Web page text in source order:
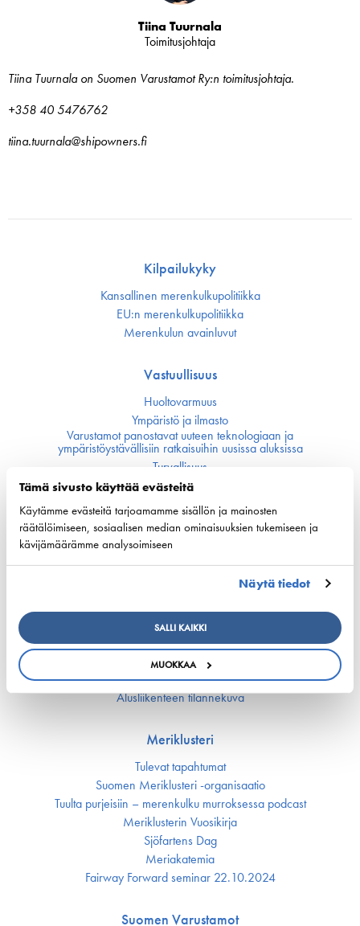
Tämä sivusto käyttää evästeitä
Käytämme evästeitä tarjoamamme sisällön ja mainosten
räätälöimiseen, sosiaalisen median ominaisuuksien tukemiseen ja
kävijämäärämme analysoimiseen
Näytä tiedot
SALLI KAIKKI
MUOKKAA
Tiina Tuurnala
Toimitusjohtaja
Tiina Tuurnala on Suomen Varustamot Ry:n toimitusjohtaja.
+358 40 5476762
tiina.tuurnala@shipowners.fi
Kilpailukyky
Kansallinen merenkulku­politiikka
EU:n merenkulku­politiikka
Merenkulun avainluvut
Vastuullisuus
Huoltovarmuus
Ympäristö ja ilmasto
Varustamot panostavat uuteen teknologiaan ja
ympäristöystävällisiin ratkaisuihin uusissa aluksissa
Turvallisuus
Työmarkkinat ja osaaminen
Työmarkkina-asiat
Miehitys ja pätevyys­asiat
Suomen Varustamoiden Yrityskylä
Merenkulun HarjoitteluMylly
Ship Happens: Tutustu merenkulkualan mahdollisuuksiin
Digitalisaatio ja automaatio
Alusliikenteen tilannekuva
Meriklusteri
Tulevat tapahtumat
Suomen Meriklusteri -organisaatio
Tuulta purjeisiin – merenkulku murroksessa podcast
Meriklusterin Vuosikirja
Sjöfartens Dag
Meriakatemia
Fairway Forward seminar 22.10.2024
Suomen Varustamot